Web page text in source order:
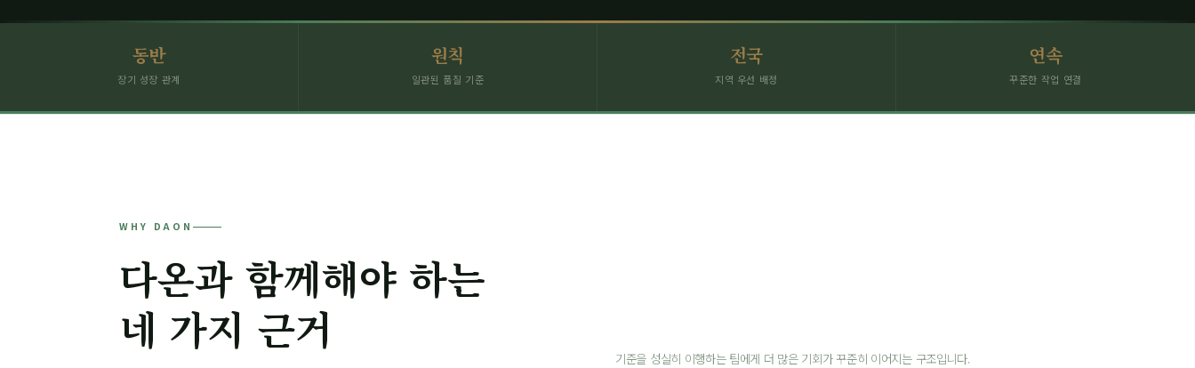
동반
장기 성장 관계
원칙
일관된 품질 기준
전국
지역 우선 배정
연속
꾸준한 작업 연결
WHY DAON
다온과 함께해야 하는
네 가지 근거
기준을 성실히 이행하는 팀에게 더 많은 기회가 꾸준히 이어지는 구조입니다.